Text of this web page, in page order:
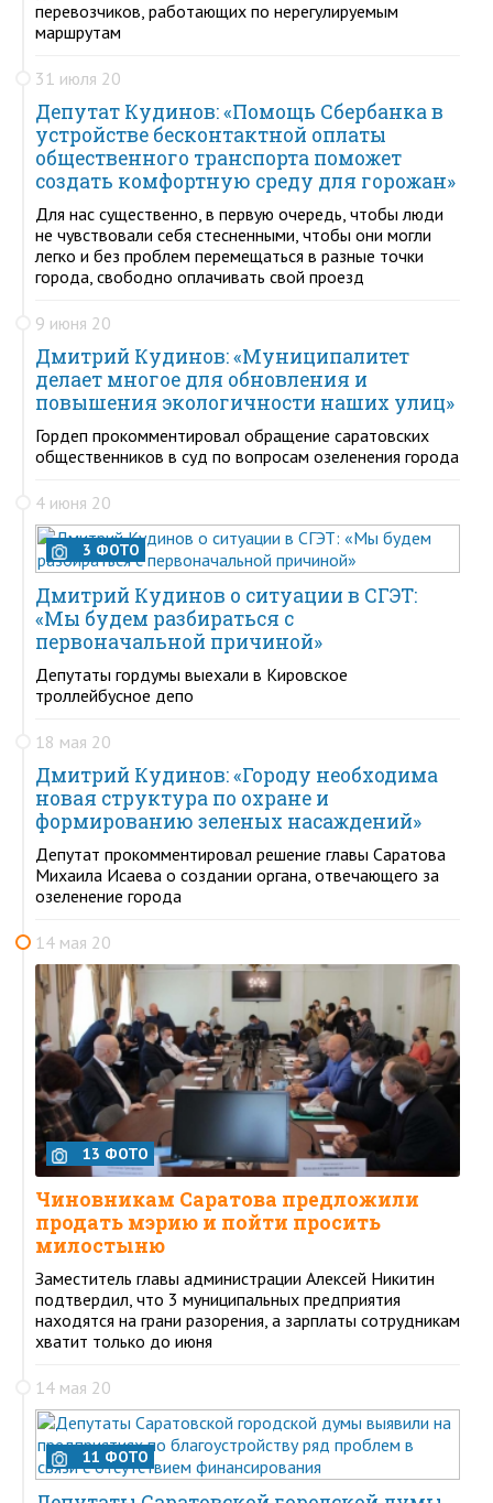
перевозчиков, работающих по нерегулируемым
маршрутам
31 июля 20
Депутат Кудинов: «Помощь Сбербанка в
устройстве бесконтактной оплаты
общественного транспорта поможет
создать комфортную среду для горожан»
Для нас существенно, в первую очередь, чтобы люди
не чувствовали себя стесненными, чтобы они могли
легко и без проблем перемещаться в разные точки
города, свободно оплачивать свой проезд
9 июня 20
Дмитрий Кудинов: «Муниципалитет
делает многое для обновления и
повышения экологичности наших улиц»
Гордеп прокомментировал обращение саратовских
общественников в суд по вопросам озеленения города
4 июня 20
3 ФОТО
Дмитрий Кудинов о ситуации в СГЭТ:
«Мы будем разбираться с
первоначальной причиной»
Депутаты гордумы выехали в Кировское
троллейбусное депо
18 мая 20
Дмитрий Кудинов: «Городу необходима
новая структура по охране и
формированию зеленых насаждений»
Депутат прокомментировал решение главы Саратова
Михаила Исаева о создании органа, отвечающего за
озеленение города
14 мая 20
13 ФОТО
Чиновникам Саратова предложили
продать мэрию и пойти просить
милостыню
Заместитель главы администрации Алексей Никитин
подтвердил, что 3 муниципальных предприятия
находятся на грани разорения, а зарплаты сотрудникам
хватит только до июня
14 мая 20
11 ФОТО